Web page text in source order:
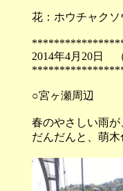
花：ホウチャク
2014
○宮ヶ瀬周辺
春のやさしい雨が
だんだんと、萌木